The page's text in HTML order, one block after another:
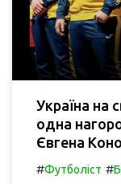
Україна на
одна
Євгена
#Футболіст #